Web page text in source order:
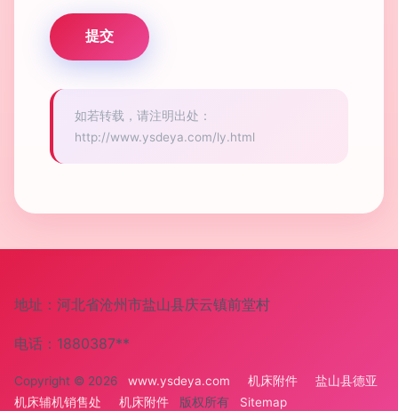
如若转载，请注明出处：
http://www.ysdeya.com/ly.html
地址：河北省沧州市盐山县庆云镇前堂村
电话：1880387**
Copyright © 2026 www.ysdeya.com 机床附件
盐山县德亚
机床辅机销售处
机床附件 版权所有 Sitemap